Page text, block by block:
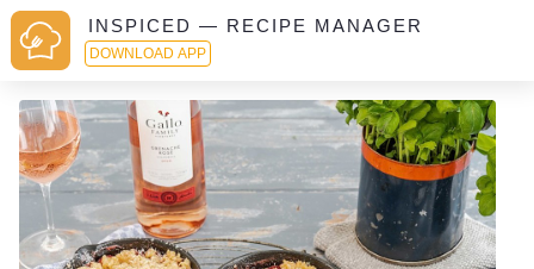
INSPICED — RECIPE MANAGER
DOWNLOAD APP